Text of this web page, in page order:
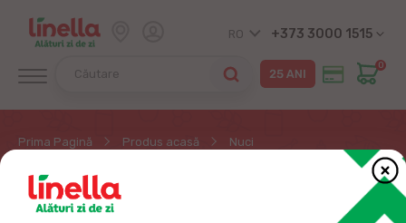
RO +373 3000 1515
0
Prima Pagină Produs acasă Nuci
NUCI